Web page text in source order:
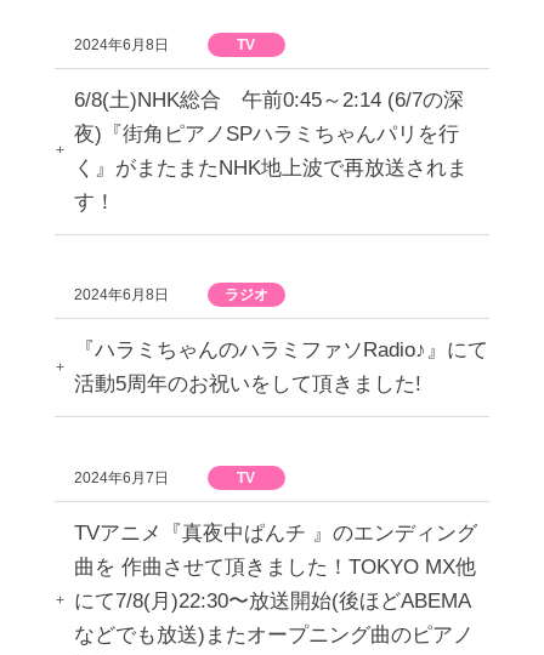
2024年6月8日 TV
6/8(土)NHK総合 午前0:45～2:14 (6/7の深
夜)『街角ピアノSPハラミちゃんパリを行
く』がまたまたNHK地上波で再放送されま
す！
2024年6月8日 ラジオ
『ハラミちゃんのハラミファソRadio♪』にて
活動5周年のお祝いをして頂きました!
2024年6月7日 TV
TVアニメ『真夜中ぱんチ 』のエンディング
曲を 作曲させて頂きました！TOKYO MX他
にて7/8(月)22:30〜放送開始(後ほどABEMA
などでも放送)またオープニング曲のピアノ